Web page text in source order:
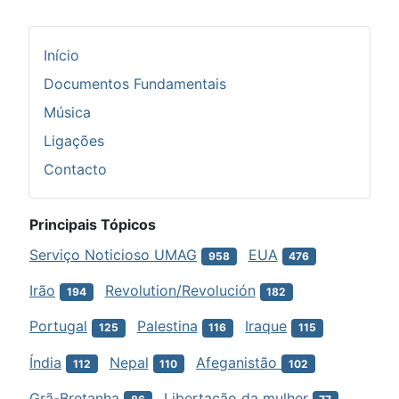
Início
Documentos Fundamentais
Música
Ligações
Contacto
Principais Tópicos
Serviço Noticioso UMAG
958 EUA 476
Irão 194 Revolution/Revolución 182
Portugal 125 Palestina 116 Iraque 115
Índia 112 Nepal 110 Afeganistão 102